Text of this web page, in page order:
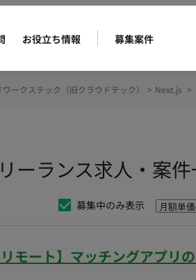
お役立ち情報 募集案件
ーランス求人・案
募集中のみ表示
モート】マッチングアプリ
ークステック（旧クラウドテック） > Next.js >